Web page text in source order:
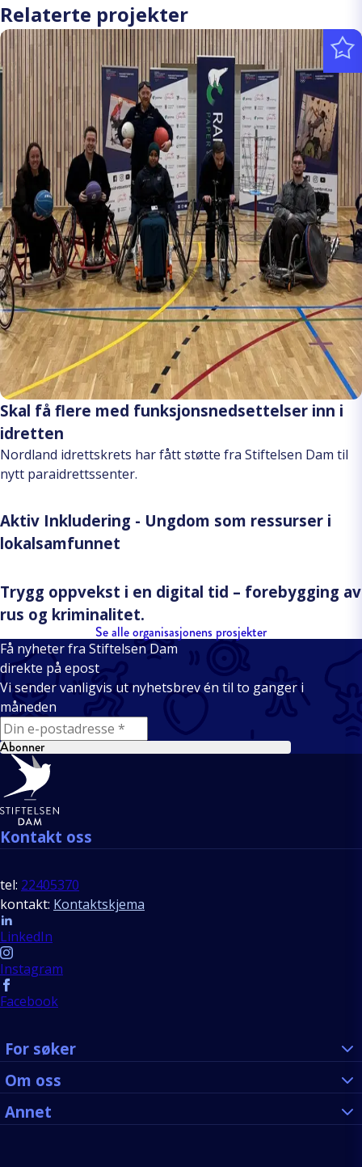
Relaterte projekter
Skal få flere med funksjonsnedsettelser inn i
idretten
Nordland idrettskrets har fått støtte fra Stiftelsen Dam til
nytt paraidrettssenter.
Aktiv Inkludering - Ungdom som ressurser i
lokalsamfunnet
Trygg oppvekst i en digital tid – forebygging av
rus og kriminalitet.
Se alle organisasjonens prosjekter
Få nyheter fra Stiftelsen Dam
direkte på epost
Vi sender vanligvis ut nyhetsbrev én til to ganger i
måneden
E-mail
Abonner
Bunntekst
Kontakt oss
tel: 22405370
kontakt: Kontaktskjema
Follow us
LinkedIn
Instagram
Facebook
For søker
Om oss
Annet